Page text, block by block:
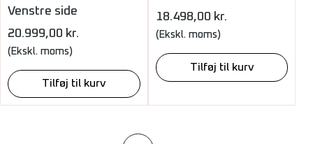
Venstre side
20.999,00 kr.
(Ekskl. moms)
Tilføj til kurv
18.498,00 kr.
(Ekskl. moms)
Tilføj til kurv